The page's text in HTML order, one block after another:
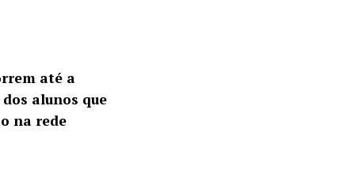
até a
alunos que
na rede